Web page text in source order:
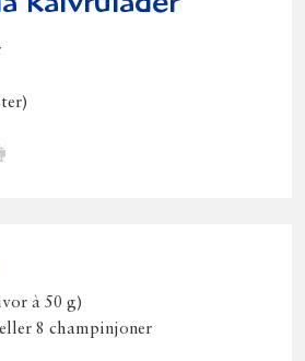
Skriv
à 50 g)
8 champinjoner